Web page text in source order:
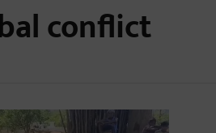
conflict